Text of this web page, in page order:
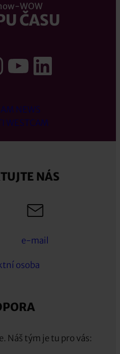
WOW
ČASU
YouTube
NEWS
WESTCAM
NÁS
e-mail
osoba
Náš tým je tu pro vás: